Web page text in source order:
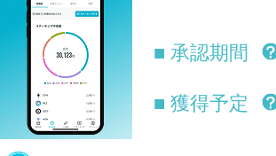
■ 承認期間
■ 獲得予定